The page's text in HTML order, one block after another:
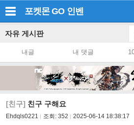
포켓몬 GO 인벤
자유 게시판
내글 내 댓글
[친구] 친구 구해요
Ehdqls0221 조회: 352 2025-06-14 18:38:17